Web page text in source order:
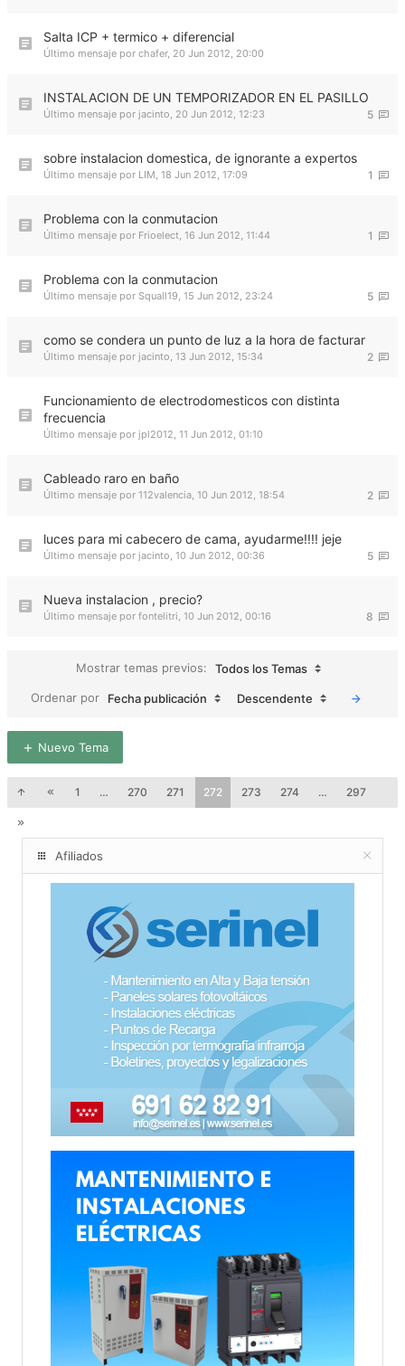
Salta ICP + termico + diferencial
Último mensaje por chafer, 20 Jun 2012, 20:00
INSTALACION DE UN TEMPORIZADOR EN EL PASILLO
5
Último mensaje por jacinto, 20 Jun 2012, 12:23
sobre instalacion domestica, de ignorante a expertos
1
Último mensaje por LIM, 18 Jun 2012, 17:09
Problema con la conmutacion
1
Último mensaje por Frioelect, 16 Jun 2012, 11:44
Problema con la conmutacion
5
Último mensaje por Squall19, 15 Jun 2012, 23:24
como se condera un punto de luz a la hora de facturar
2
Último mensaje por jacinto, 13 Jun 2012, 15:34
Funcionamiento de electrodomesticos con distinta
frecuencia
Último mensaje por jpl2012, 11 Jun 2012, 01:10
Cableado raro en baño
2
Último mensaje por 112valencia, 10 Jun 2012, 18:54
luces para mi cabecero de cama, ayudarme!!!! jeje
5
Último mensaje por jacinto, 10 Jun 2012, 00:36
Nueva instalacion , precio?
8
Último mensaje por fontelitri, 10 Jun 2012, 00:16
Mostrar temas previos:
Todos los Temas
Ordenar por
Fecha publicación Descendente
Nuevo Tema
1 … 270 271 272 273 274 … 297
Afiliados